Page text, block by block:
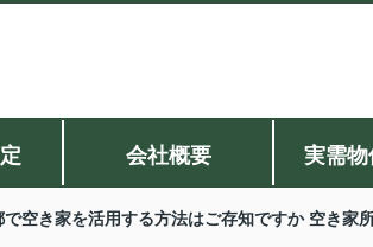
会社概要 実需
で空き家を活用する方法はご存知ですか 空き家